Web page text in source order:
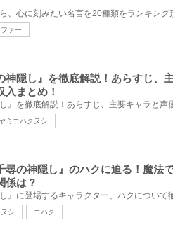
ァー
神隠し』を徹底解説！あらすじ、
入まとめ！
ミコハクヌシ
尋の神隠し』のハクに迫る！魔法
係は？
シ コハク